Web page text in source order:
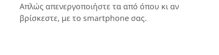
Απλώς απενεργοποιήστε τα από όπου κι αν
βρίσκεστε, με το smartphone σας.